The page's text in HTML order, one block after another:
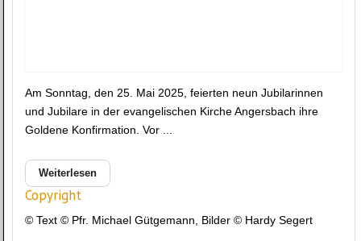
Am Sonntag, den 25. Mai 2025, feierten neun Jubilarinnen
und Jubilare in der evangelischen Kirche Angersbach ihre
Goldene Konfirmation. Vor ...
Weiterlesen
Copyright
© Text © Pfr. Michael Gütgemann, Bilder © Hardy Segert